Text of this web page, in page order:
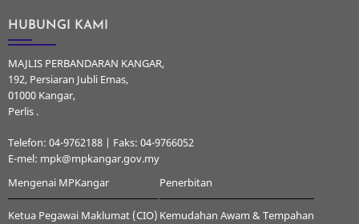
HUBUNGI KAMI
MAJLIS PERBANDARAN KANGAR,
192, Persiaran Jubli Emas,
01000 Kangar,
Perlis .
Telefon: 04-9762188 | Faks: 04-9766052
E-mel: mpk@mpkangar.gov.my
Mengenai MPKangar
Ketua Pegawai Maklumat (CIO)
Penerbitan
Kemudahan Awam & Tempahan